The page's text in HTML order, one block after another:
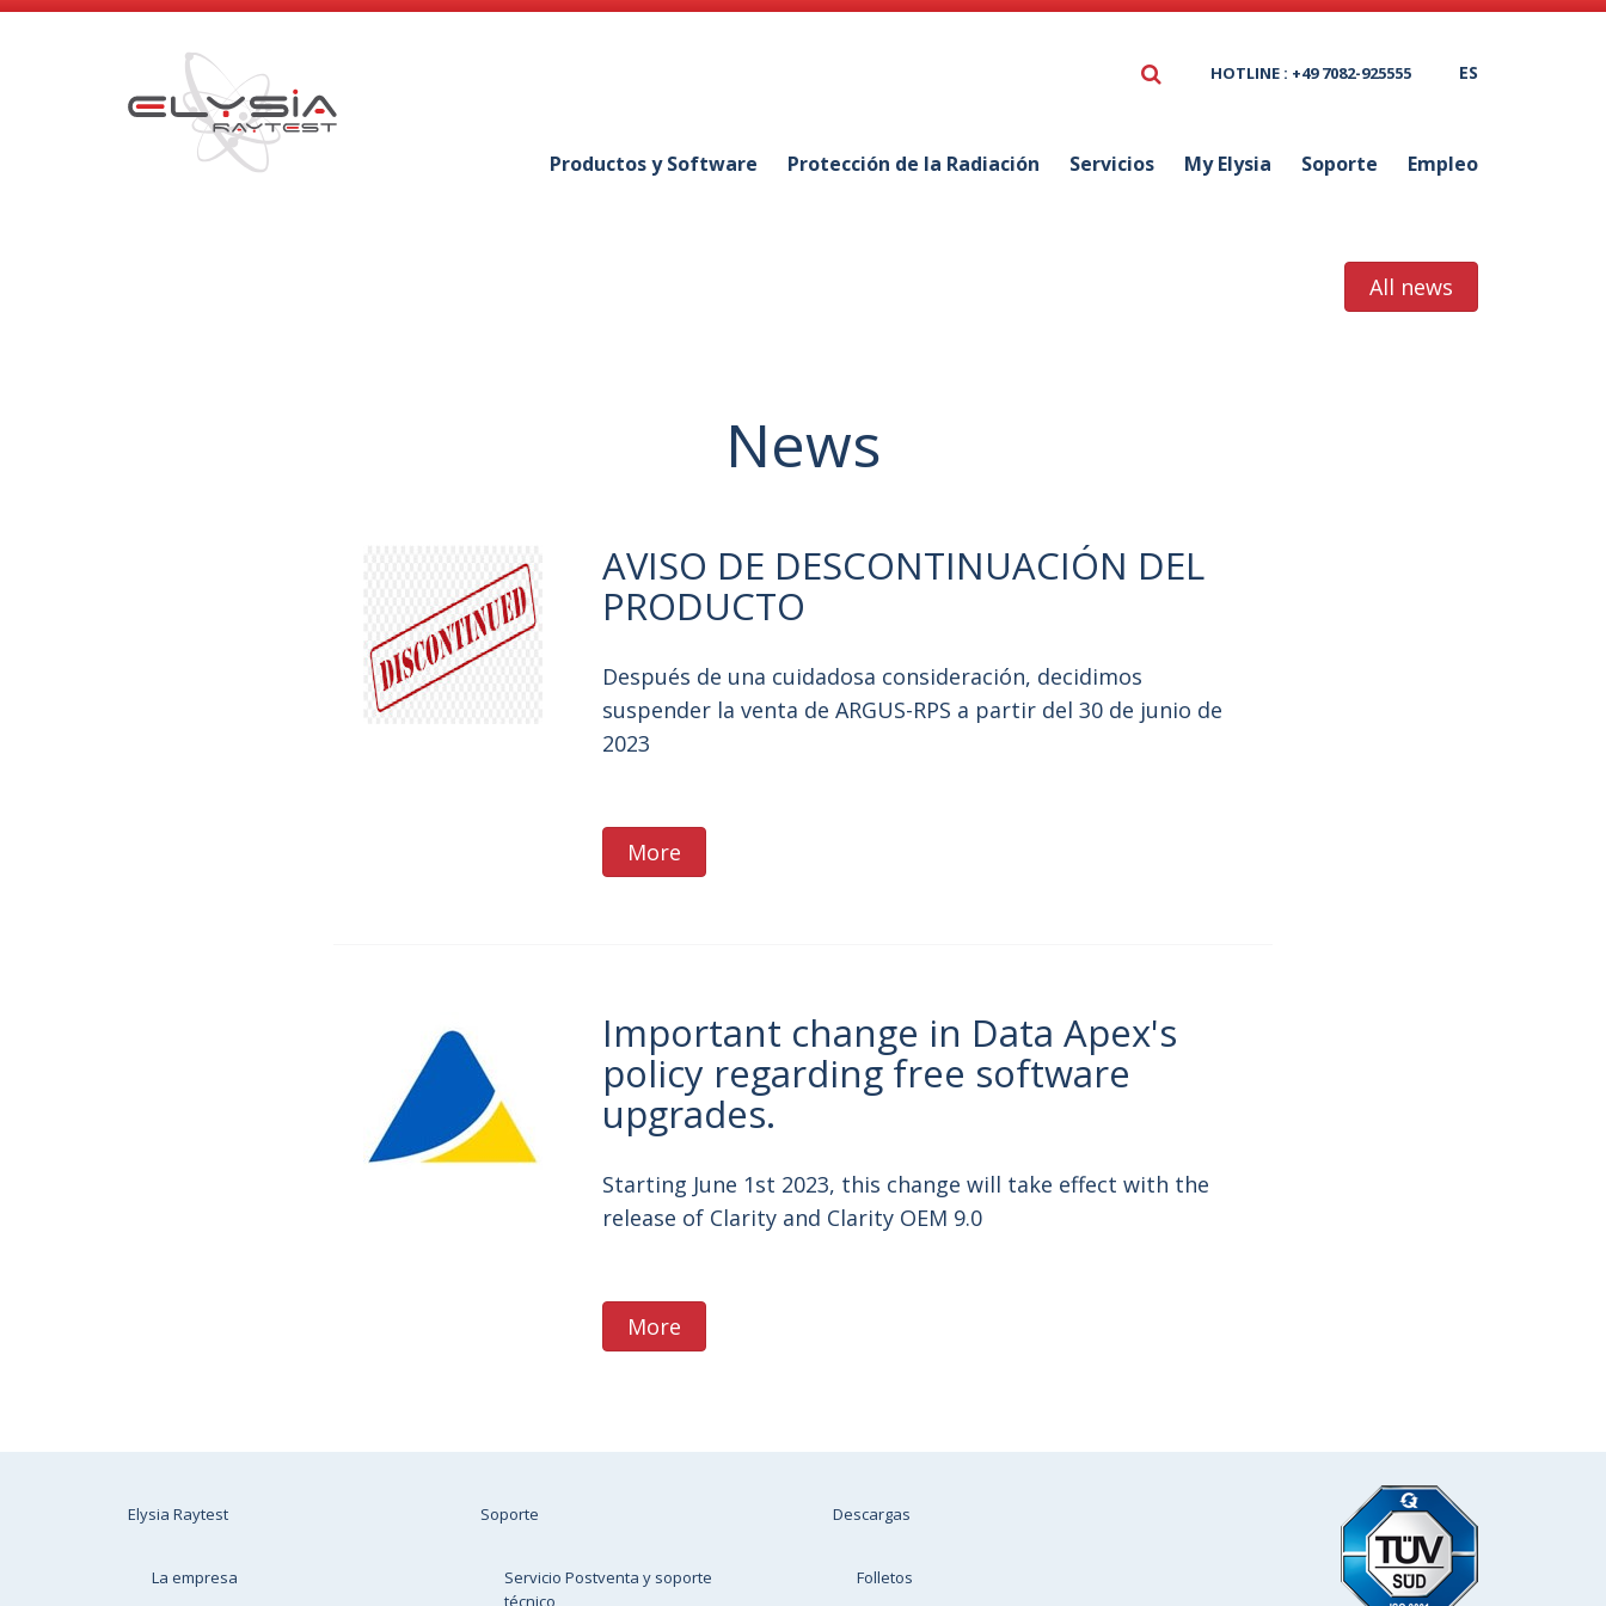
HOTLINE : +49 7082-925555 ES
Productos y Software Protección de la Radiación Servicios My Elysia Soporte Empleo
All news
News
AVISO DE DESCONTINUACIÓN DEL
PRODUCTO
Después de una cuidadosa consideración, decidimos
suspender la venta de ARGUS-RPS a partir del 30 de junio de
2023
More
Important change in Data Apex's
policy regarding free software
upgrades.
Starting June 1st 2023, this change will take effect with the
release of Clarity and Clarity OEM 9.0
More
Elysia Raytest
La empresa
Soporte
Servicio Postventa y soporte
técnico
Descargas
Folletos